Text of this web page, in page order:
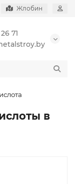
Жлобин
71
в